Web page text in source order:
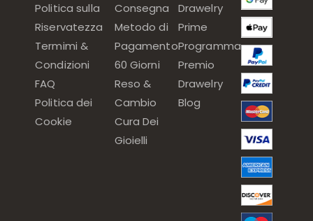
Politica sulla
Riservatezza
Termimi &
Condizioni
FAQ
Politica dei
Cookie
Consegna
Metodo di
Pagamento
60 Giorni
Reso &
Cambio
Cura Dei
Gioielli
Drawelry
Prime
Programma
Premio
Drawelry
Blog